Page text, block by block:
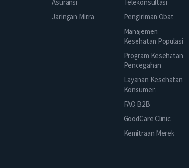
Asuransi
Jaringan Mitra
Telekonsultasi
Pengiriman Obat
Manajemen
Kesehatan Populasi
Program Kesehatan
Pencegahan
Layanan Kesehatan
Konsumen
FAQ B2B
GoodCare Clinic
Kemitraan Merek